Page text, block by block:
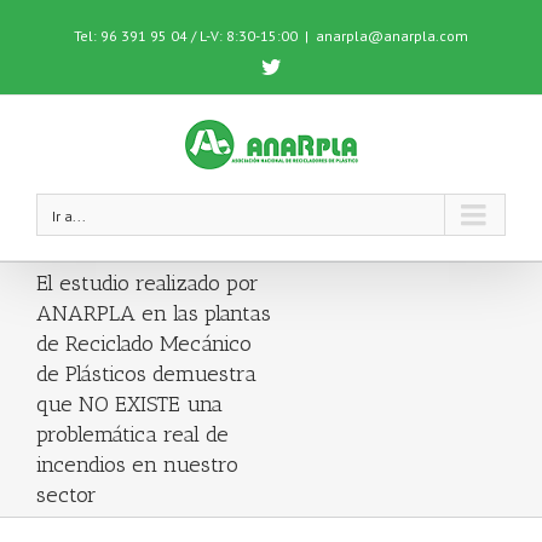
Tel: 96 391 95 04 / L-V: 8:30-15:00 | anarpla@anarpla.com
Twitter
Ir a...
El estudio realizado por
ANARPLA en las plantas
de Reciclado Mecánico
de Plásticos demuestra
que NO EXISTE una
problemática real de
incendios en nuestro
sector